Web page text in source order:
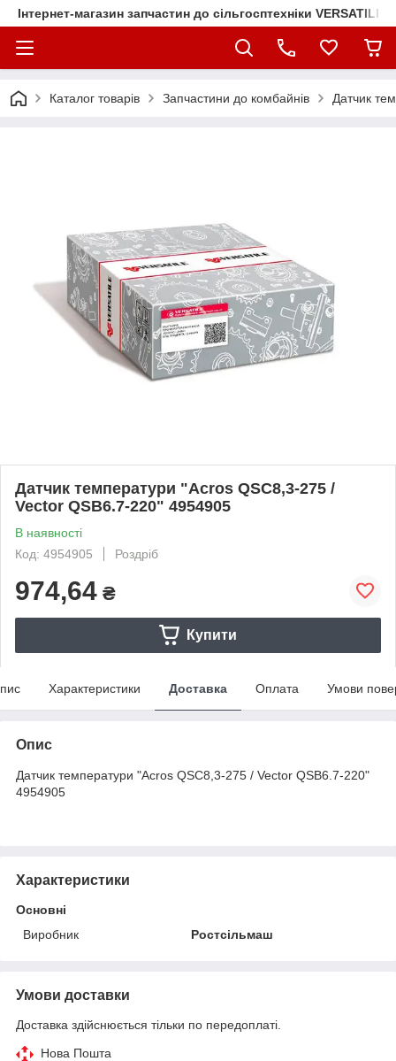
Інтернет-магазин запчастин до сільгосптехніки VERSATILE
Каталог товарів Запчастини до комбайнів Датчик
Датчик температури "Acros QSC8,3-275 /
Vector QSB6.7-220" 4954905
В наявності
Код: 4954905
Роздріб
974,64 ₴
Купити
Характеристики Доставка Оплата Умови
Опис
Датчик температури "Acros QSC8,3-275 / Vector QSB6.7-220"
4954905
Характеристики
Основні
Виробник
Ростсільмаш
Умови доставки
Доставка здійснюється тільки по передоплаті.
Нова Пошта